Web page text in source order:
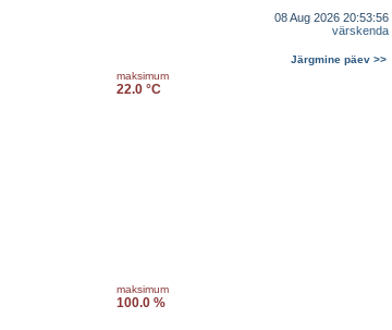
08 Aug 2026 20:53:56
värskenda
Järgmine päev >>
maksimum
22.0 °C
maksimum
100.0 %